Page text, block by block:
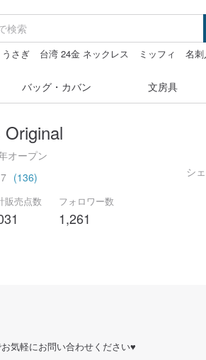
うさぎ 台湾 24金 ネックレス ミッフィ
名
バッグ・カバン 文房具
オープン
(136)
販売点数 フォロワー数
1,261
シ
気軽にお問い合わせください♥️